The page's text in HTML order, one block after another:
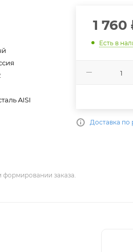
AISI
1 760
Есть в
Доставка по
заказа.